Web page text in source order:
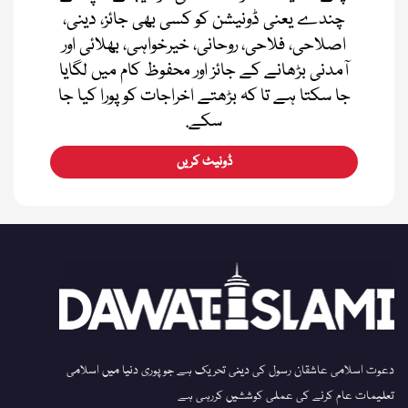
چندے یعنی ڈونیشن کو کسی بھی جائز، دینی،
اصلاحی، فلاحی، روحانی، خیرخواہی، بھلائی اور
آمدنی بڑھانے کے جائز اور محفوظ کام میں لگایا
جا سکتا ہے تا کہ بڑھتے اخراجات کو پورا کیا جا
سکے.
ڈونیٹ کریں
دعوت اسلامی عاشقان رسول کی دینی تحریک ہے جو پوری دنیا میں اسلامی
تعلیمات عام کرنے کی عملی کوششیں کررہی ہے